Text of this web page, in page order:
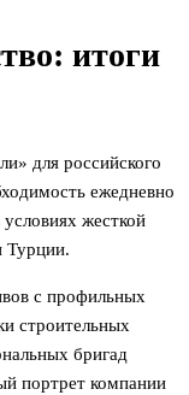
итоги
для российского
ежедневно
жесткой
Турции.
с профильных
строительных
бригад
портрет компании